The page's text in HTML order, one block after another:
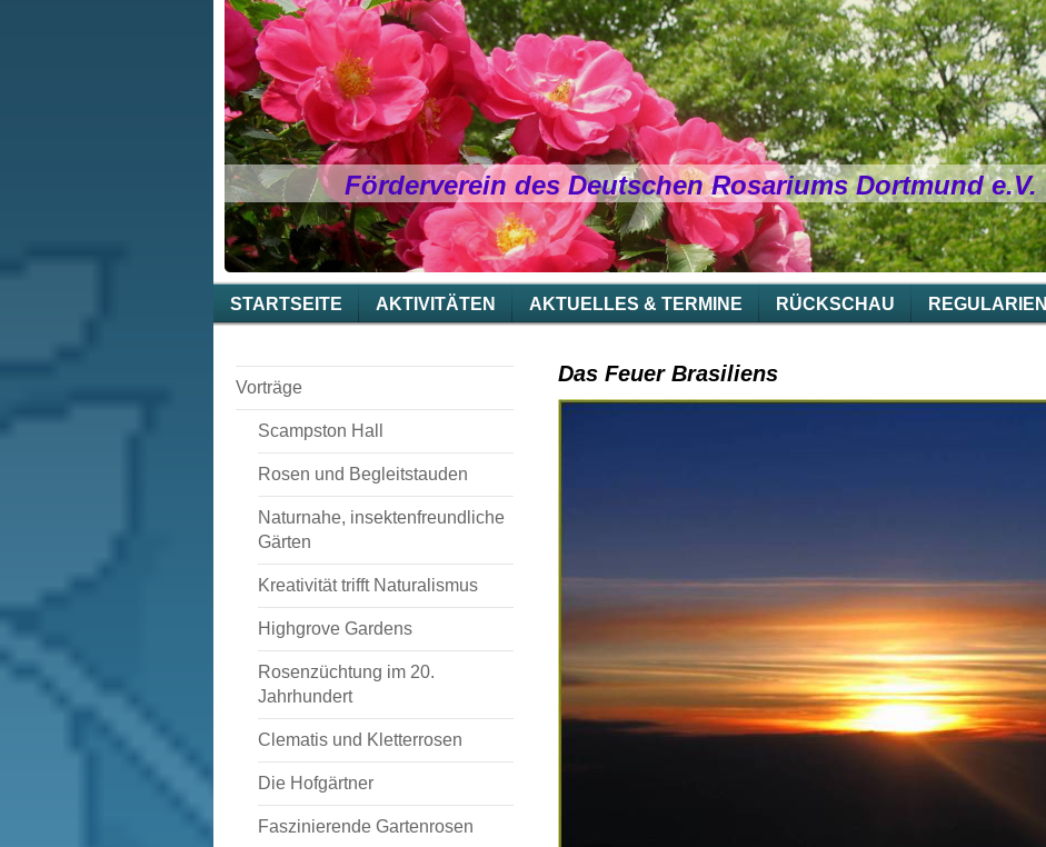
Förderverein des Deutschen Rosariums Dortmund e.V.
STARTSEITE AKTIVITÄTEN AKTUELLES & TERMINE RÜCKSCHAU REGULARIEN
Vorträge
Scampston Hall
Rosen und Begleitstauden
Naturnahe, insektenfreundliche
Gärten
Kreativität trifft Naturalismus
Highgrove Gardens
Rosenzüchtung im 20.
Jahrhundert
Clematis und Kletterrosen
Die Hofgärtner
Faszinierende Gartenrosen
Das Feuer Brasiliens